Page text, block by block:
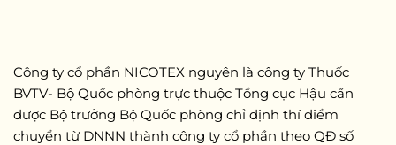
Công ty cổ phần NICOTEX nguyên là công ty Thuốc
BVTV- Bộ Quốc phòng trực thuộc Tổng cục Hậu cần
được Bộ trưởng Bộ Quốc phòng chỉ định thí điểm
chuyển từ DNNN thành công ty cổ phần theo QĐ số